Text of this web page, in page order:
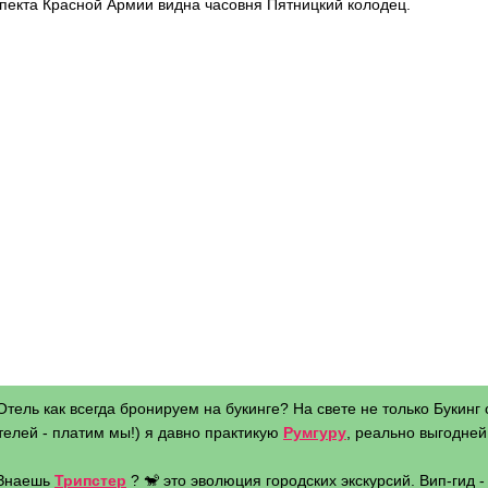
Красной Армии видна часовня Пятницкий колодец.
как всегда бронируем на букинге? На свете не только Букинг
- платим мы!) я давно практикую Румгуру , реально
Трипстер ? 🐒 это эволюция городских экскурсий. Вип-